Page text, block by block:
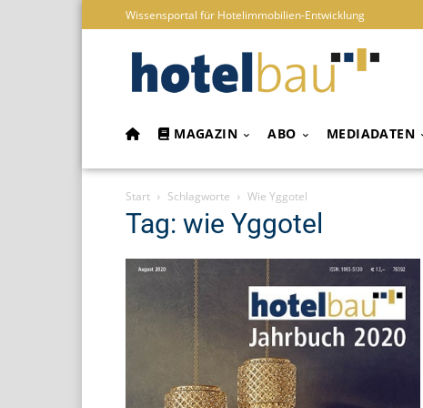
Wissensportal für Hotelimmobilien-Entwicklung
MAGAZIN ABO MEDIADATEN
Start Schlagworte Wie Yggotel
Tag: wie Yggotel